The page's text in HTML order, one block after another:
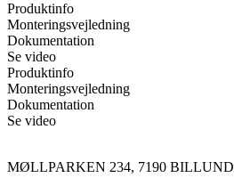
Produktinfo
Monteringsvejledning
Dokumentation
Se video
Produktinfo
Monteringsvejledning
Dokumentation
Se video
MØLLPARKEN 234, 7190 BILLUND